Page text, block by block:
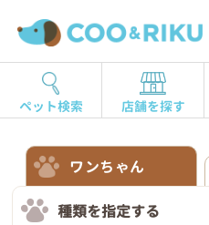
ペット検索 店舗を探す
ワンちゃん
種類を指定する